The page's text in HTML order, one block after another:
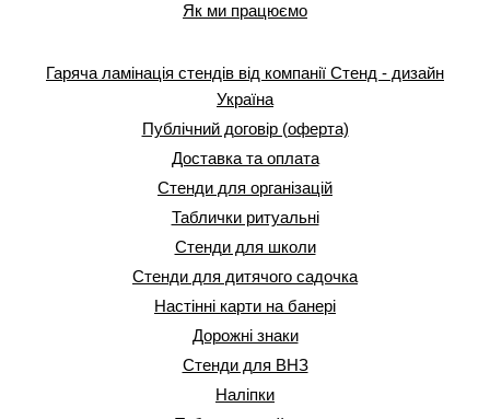
Як ми працюємо
Гаряча ламінація стендів від компанії Стенд - дизайн
Україна
Публічний договір (оферта)
Доставка та оплата
Стенди для організацій
Таблички ритуальні
Стенди для школи
Стенди для дитячого садочка
Настінні карти на банері
Дорожні знаки
Стенди для ВНЗ
Наліпки